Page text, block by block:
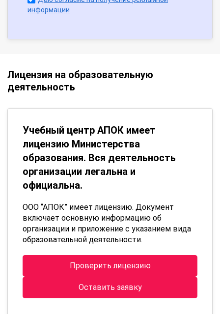
информации
Лицензия на образовательную
деятельность
Учебный центр АПОК имеет
лицензию Министерства
образования. Вся деятельность
организации легальна и
официальна.
ООО “АПОК” имеет лицензию. Документ
включает основную информацию об
организации и приложение с указанием вида
образовательной деятельности.
Проверить лицензию
Оставить заявку